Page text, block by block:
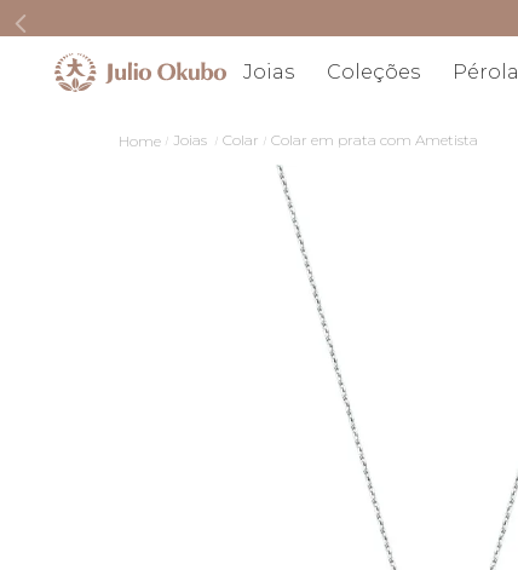
Joias Coleções Pérola
Joias Colar Colar em prata com Ametista